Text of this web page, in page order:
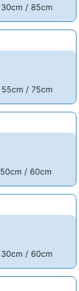
30cm / 85cm
55cm / 75cm
50cm / 60cm
30cm / 60cm